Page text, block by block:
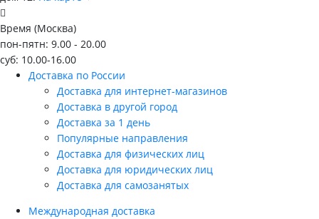
Время (Москва)
пон-пятн: 9.00 - 20.00
суб: 10.00-16.00
Доставка по России
Доставка для интернет-магазинов
Доставка в другой город
Доставка за 1 день
Популярные направления
Доставка для физических лиц
Доставка для юридических лиц
Доставка для самозанятых
Международная доставка